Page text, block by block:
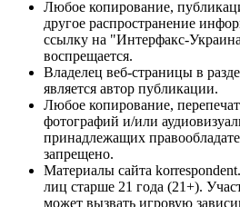
Любое копирование,
другое распространение
ссылку на "Интерфакс-
воспрещается.
Владелец веб-страницы в
является автор публикации.
Любое копирование,
фотографий и/или
принадлежащих
запрещено.
Материалы сайта
лиц старше 21 года (21+).
может вызвать игровую